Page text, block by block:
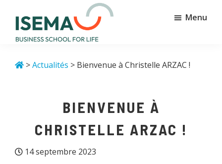
contenu
principal
pied
school
for
Menu
>Actualités > Bienvenue à Christelle ARZAC !
BIENVENUE À
CHRISTELLE ARZAC !
14 septembre 2023